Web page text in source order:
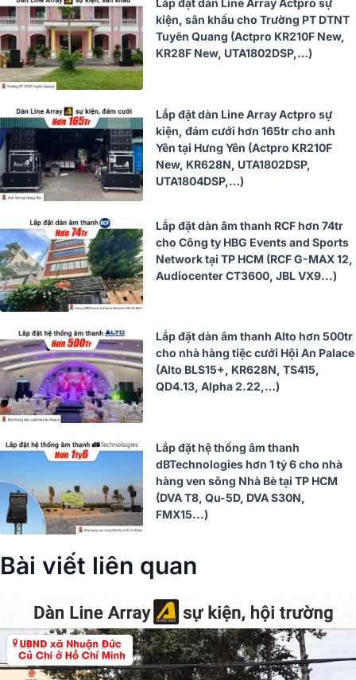
kiện, sân khấu cho Trường PT DTNT
Tuyên Quang (Actpro KR210F New,
KR28F New, UTA1802DSP,…)
Lắp đặt dàn Line Array Actpro sự
kiện, đám cưới hơn 165tr cho anh
Yên tại Hưng Yên (Actpro KR210F
New, KR628N, UTA1802DSP,
UTA1804DSP,…)
Lắp đặt dàn âm thanh RCF hơn 74tr
cho Công ty HBG Events and Sports
Network tại TP HCM (RCF G-MAX 12,
Audiocenter CT3600, JBL VX9...)
Lắp đặt dàn âm thanh Alto hơn 500tr
cho nhà hàng tiệc cưới Hội An Palace
(Alto BLS15+, KR628N, TS415,
QD4.13, Alpha 2.22,…)
Lắp đặt hệ thống âm thanh
dBTechnologies hơn 1 tỷ 6 cho nhà
hàng ven sông Nhà Bè tại TP HCM
(DVA T8, Qu-5D, DVA S30N,
FMX15...)
Bài viết liên quan